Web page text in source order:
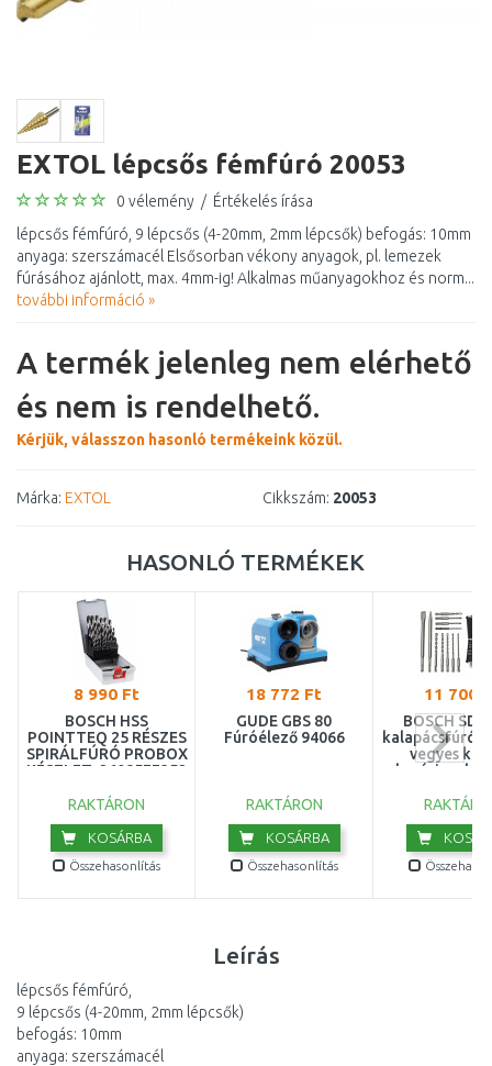
EXTOL lépcsős fémfúró 20053
0 vélemény / Értékelés írása
lépcsős fémfúró, 9 lépcsős (4-20mm, 2mm lépcsők) befogás: 10mm
anyaga: szerszámacél Elsősorban vékony anyagok, pl. lemezek
fúrásához ajánlott, max. 4mm-ig! Alkalmas műanyagokhoz és norm...
további információ »
A termék jelenleg nem elérhető
és nem is rendelhető.
Kérjük, válasszon hasonló termékeink közül.
Márka: EXTOL Cikkszám: 20053
HASONLÓ TERMÉKEK
8 990 Ft
BOSCH HSS
POINTTEQ 25 RÉSZES
SPIRÁLFÚRÓ PROBOX
KÉSZLET, 2608577352
RAKTÁRON
KOSÁRBA
Összehasonlítás
18 772 Ft
GÜDE GBS 80
Fúróélező 94066
RAKTÁRON
KOSÁRBA
Összehasonlítás
11 700
BOSCH
kalapácsfúró
vegyes
alumínium
Leírás
lépcsős fémfúró,
9 lépcsős (4-20mm, 2mm lépcsők)
befogás: 10mm
anyaga: szerszámacél